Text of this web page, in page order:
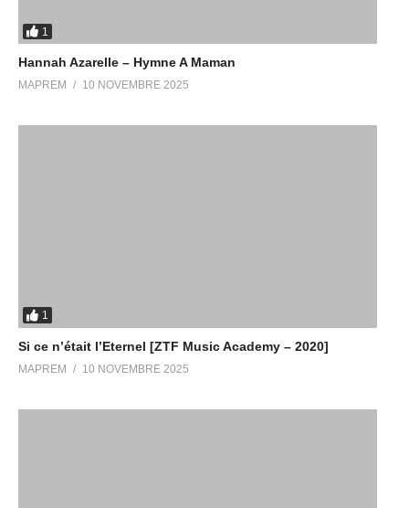
1
Hannah Azarelle – Hymne A Maman
MAPREM 10 NOVEMBRE 2025
1
Si ce n’était l’Eternel [ZTF Music Academy – 2020]
MAPREM 10 NOVEMBRE 2025